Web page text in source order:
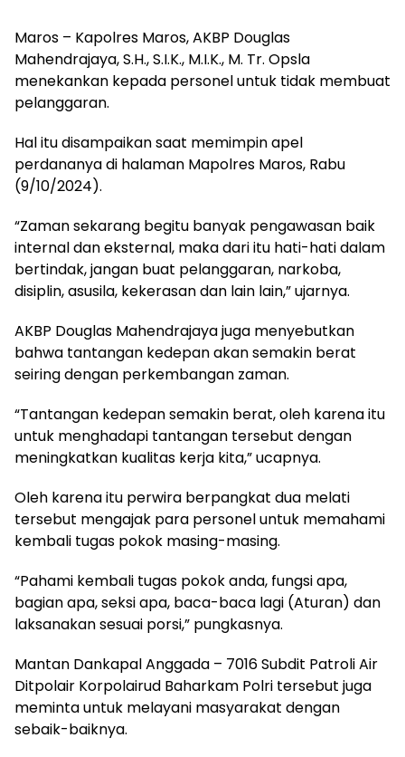
Maros – Kapolres Maros, AKBP Douglas
Mahendrajaya, S.H., S.I.K., M.I.K., M. Tr. Opsla
menekankan kepada personel untuk tidak membuat
pelanggaran.
Hal itu disampaikan saat memimpin apel
perdananya di halaman Mapolres Maros, Rabu
(9/10/2024).
“Zaman sekarang begitu banyak pengawasan baik
internal dan eksternal, maka dari itu hati-hati dalam
bertindak, jangan buat pelanggaran, narkoba,
disiplin, asusila, kekerasan dan lain lain,” ujarnya.
AKBP Douglas Mahendrajaya juga menyebutkan
bahwa tantangan kedepan akan semakin berat
seiring dengan perkembangan zaman.
“Tantangan kedepan semakin berat, oleh karena itu
untuk menghadapi tantangan tersebut dengan
meningkatkan kualitas kerja kita,” ucapnya.
Oleh karena itu perwira berpangkat dua melati
tersebut mengajak para personel untuk memahami
kembali tugas pokok masing-masing.
“Pahami kembali tugas pokok anda, fungsi apa,
bagian apa, seksi apa, baca-baca lagi (Aturan) dan
laksanakan sesuai porsi,” pungkasnya.
Mantan Dankapal Anggada – 7016 Subdit Patroli Air
Ditpolair Korpolairud Baharkam Polri tersebut juga
meminta untuk melayani masyarakat dengan
sebaik-baiknya.